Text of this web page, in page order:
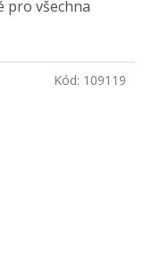
pro všechna
Kód: 109119